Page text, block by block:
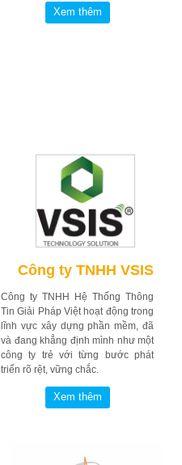
Công ty TNHH VSIS
Công ty TNHH Hệ Thống Thông
Tin Giải Pháp Việt hoạt động trong
lĩnh vực xây dựng phần mềm, đã
và đang khẳng định mình như một
công ty trẻ với từng bước phát
triển rõ rệt, vững chắc.